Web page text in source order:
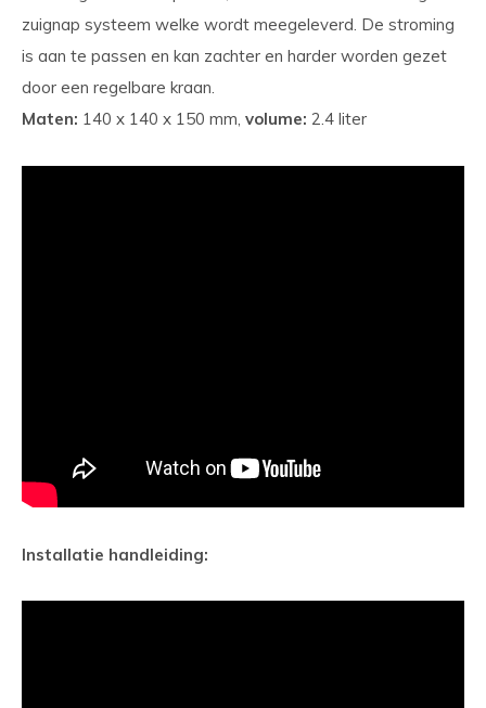
zuignap systeem welke wordt meegeleverd. De stroming
is aan te passen en kan zachter en harder worden gezet
door een regelbare kraan.
Maten: 140 x 140 x 150 mm, volume: 2.4 liter
Installatie handleiding: